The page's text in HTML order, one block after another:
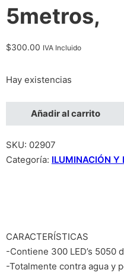
5metros,
$300.00 IVA Incluido
Hay existencias
Tira RGB Kit 5050 5metros,
Añadir al carrito
SKU: 02907
Categoría: ILUMINACIÓN Y
CARACTERÍSTICAS
-Contiene 300 LED’s 5050
-Totalmente contra agua y